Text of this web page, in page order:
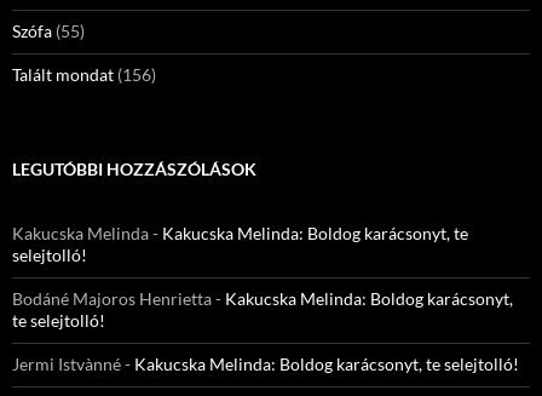
Szófa (55)
Talált mondat (156)
LEGUTÓBBI HOZZÁSZÓLÁSOK
Kakucska Melinda- Kakucska Melinda: Boldog karácsonyt, te
selejtolló!
Bodáné Majoros Henrietta- Kakucska Melinda: Boldog karácsonyt,
te selejtolló!
Jermi Istvànné- Kakucska Melinda: Boldog karácsonyt, te selejtolló!